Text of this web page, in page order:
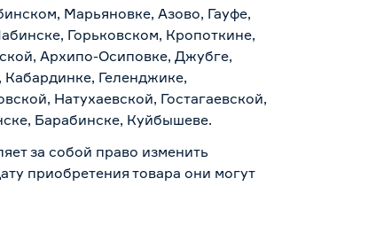
Марьяновке, Азово, Гауфе,
Горьковском, Кропоткине,
Архипо-Осиповке, Джубге,
Геленджике,
Натухаевской, Гостагаевской,
Барабинске, Куйбышеве.
за собой право изменить
приобретения товара они могут